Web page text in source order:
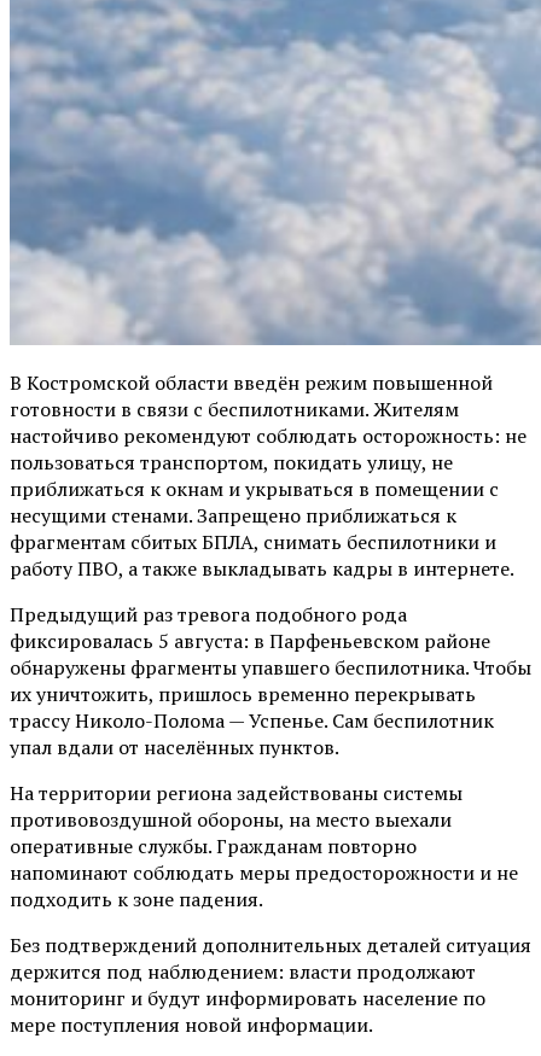
В Костромской области введён режим повышенной
готовности в связи с беспилотниками. Жителям
настойчиво рекомендуют соблюдать осторожность: не
пользоваться транспортом, покидать улицу, не
приближаться к окнам и укрываться в помещении с
несущими стенами. Запрещено приближаться к
фрагментам сбитых БПЛА, снимать беспилотники и
работу ПВО, а также выкладывать кадры в интернете.
Предыдущий раз тревога подобного рода
фиксировалась 5 августа: в Парфеньевском районе
обнаружены фрагменты упавшего беспилотника. Чтобы
их уничтожить, пришлось временно перекрывать
трассу Николо-Полома — Успенье. Сам беспилотник
упал вдали от населённых пунктов.
На территории региона задействованы системы
противовоздушной обороны, на место выехали
оперативные службы. Гражданам повторно
напоминают соблюдать меры предосторожности и не
подходить к зоне падения.
Без подтверждений дополнительных деталей ситуация
держится под наблюдением: власти продолжают
мониторинг и будут информировать население по
мере поступления новой информации.